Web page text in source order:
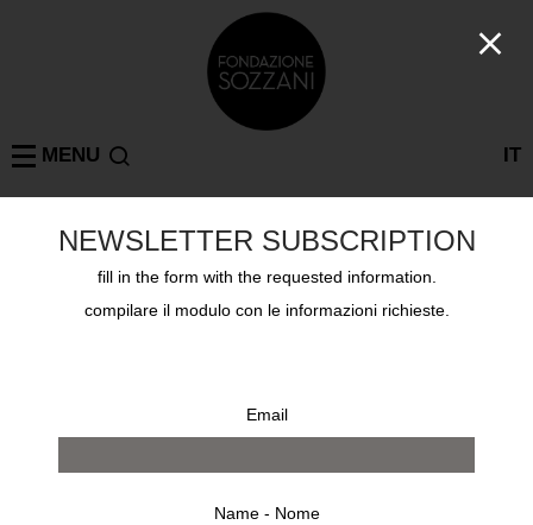
IT
MENU
Collections
ARMIN LINKE
NEWSLETTER SUBSCRIPTION
fill in the form with the requested information.
compilare il modulo con le informazioni richieste.
Email
Name - Nome